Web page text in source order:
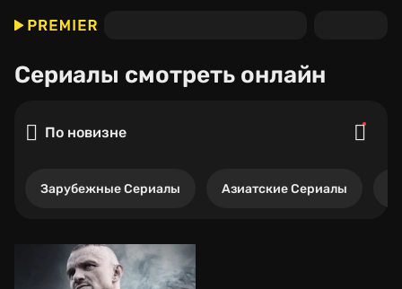
Сериалы смотреть онлайн
По новизне
Зарубежные Сериалы Азиатские Сериалы